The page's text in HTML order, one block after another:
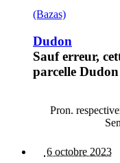
(Bazas)
Dudon
Sauf erreur,
parcelle
Pron.
6 octobre 2023